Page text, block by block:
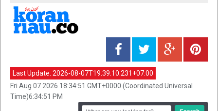
Last Update: 2026-08-07T19:39:10.231+07:00
Fri Aug 07 2026 18:34:51 GMT+0000 (Coordinated Universal
Time)6:34:51 PM